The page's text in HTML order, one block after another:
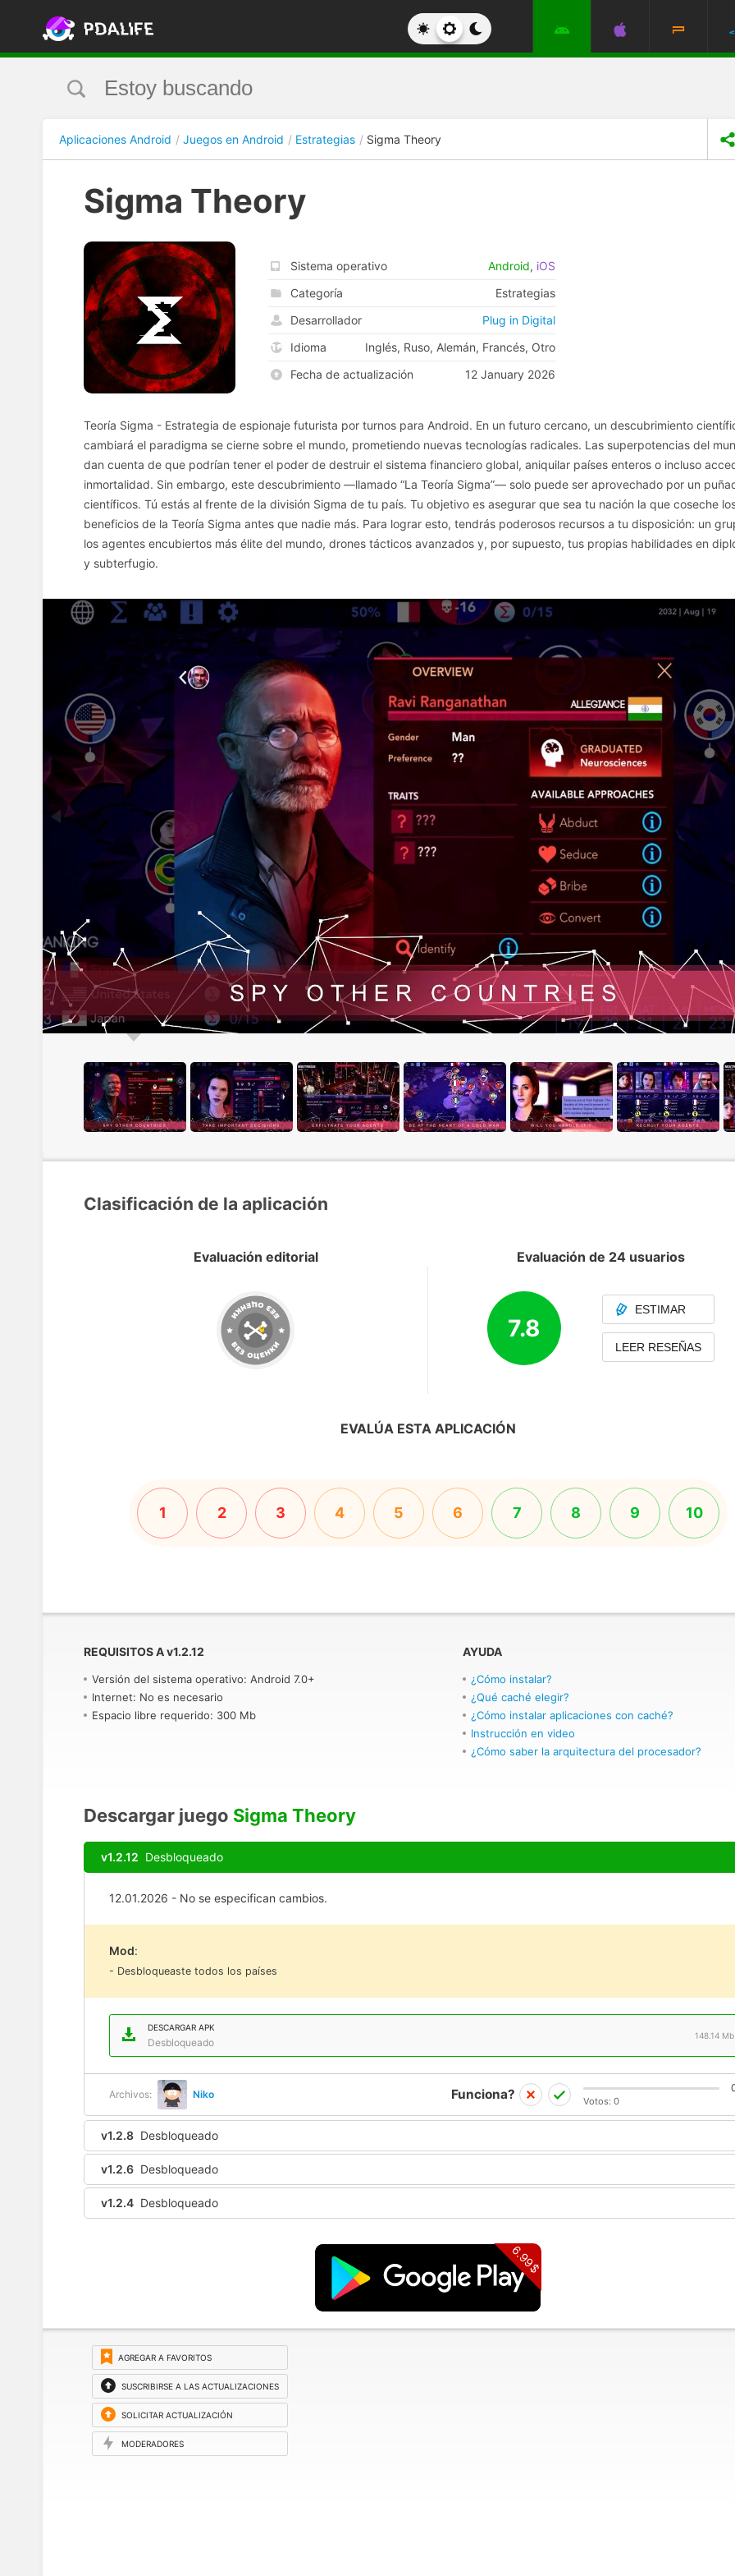
Aplicaciones Android Juegos en Android Estrategias Sigma Theory
Sigma Theory
Sistema operativo Android, iOS
Categoría
Estrategias
Desarrollador
Plug in Digital
Idioma
Inglés, Ruso, Alemán, Francés, Otro
Fecha de actualización
12 January 2026
Teoría Sigma - Estrategia de espionaje futurista por turnos para Android. En un futuro cercano, un descubrimiento
cambiará el paradigma se cierne sobre el mundo, prometiendo nuevas tecnologías radicales. Las superpotencias del
dan cuenta de que podrían tener el poder de destruir el sistema financiero global, aniquilar países enteros o incluso
inmortalidad. Sin embargo, este descubrimiento —llamado “La Teoría Sigma”— solo puede ser aprovechado por un
científicos. Tú estás al frente de la división Sigma de tu país. Tu objetivo es asegurar que sea tu nación la que coseche
beneficios de la Teoría Sigma antes que nadie más. Para lograr esto, tendrás poderosos recursos a tu disposición: un
los agentes encubiertos más élite del mundo, drones tácticos avanzados y, por supuesto, tus propias habilidades en
y subterfugio.
Clasificación de la aplicación
Evaluación editorial Evaluación de 24 usuarios
7.8
ESTIMAR
LEER RESEÑAS
EVALÚA ESTA APLICACIÓN
1 2 3 4 5 6 7 8 9 10
REQUISITOS Av1.2.12
Versión del sistema operativo: Android 7.0+
Internet: No es necesario
Espacio libre requerido: 300 Mb
AYUDA
¿Cómo instalar?
¿Qué caché elegir?
¿Cómo instalar aplicaciones con caché?
Instrucción en video
¿Cómo saber la arquitectura del procesador?
Descargar juego Sigma Theory
v1.2.12 Desbloqueado
12.01.2026 - No se especifican cambios.
Mod:
- Desbloqueaste todos los países
DESCARGAR APK
Desbloqueado
148.14 Mb
Archivos: Niko Funciona? Votos: 0
v1.2.8 Desbloqueado
v1.2.6 Desbloqueado
v1.2.4 Desbloqueado
6.99$
AGREGAR A FAVORITOS
SUSCRIBIRSE A LAS ACTUALIZACIONES
SOLICITAR ACTUALIZACIÓN
MODERADORES